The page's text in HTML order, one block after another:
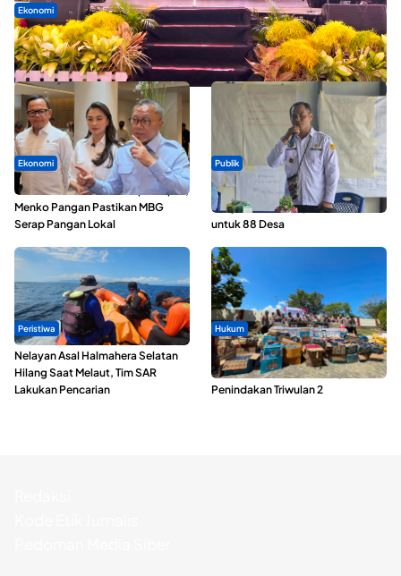
Ekonomi
Seminar di Ternate, Mendes Perkuat Sinergi Percepatan
Kopdes Merah Putih
Ekonomi
SPPG di Maluku Utara Dipercepat,
Menko Pangan Pastikan MBG
Serap Pangan Lokal
Publik
ABDESI Morotai Apresiasi
Penyaluran ADD Rp3,13 Miliar
untuk 88 Desa
Peristiwa
Nelayan Asal Halmahera Selatan
Hilang Saat Melaut, Tim SAR
Lakukan Pencarian
Hukum
Polda Maluku Utara Musnahkan
Ribuan Liter Miras Hasil Operasi
Penindakan Triwulan 2